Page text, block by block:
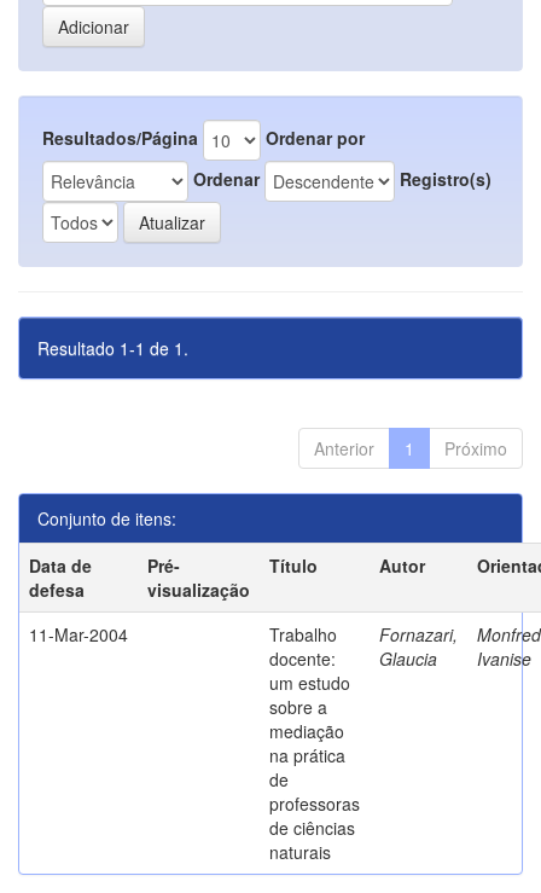
Resultados/Página
Ordenar por
Ordenar
Registro(s)
Resultado 1-1 de 1.
Anterior 1 Próximo
Conjunto de itens:
Data de
defesa
Pré-
visualização
Título Autor
11-Mar-2004
Trabalho
docente:
um estudo
sobre a
mediação
na prática
de
professoras
de ciências
naturais
Fornazari,
Glaucia
Ivanise